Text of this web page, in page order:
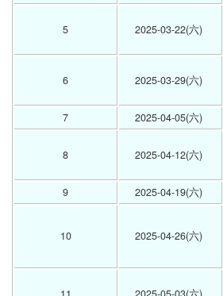
5 2025-03-22(六)
6 2025-03-29(六)
7
2025-04-05(六)
8 2025-04-12(六)
9
2025-04-19(六)
10 2025-04-26(六)